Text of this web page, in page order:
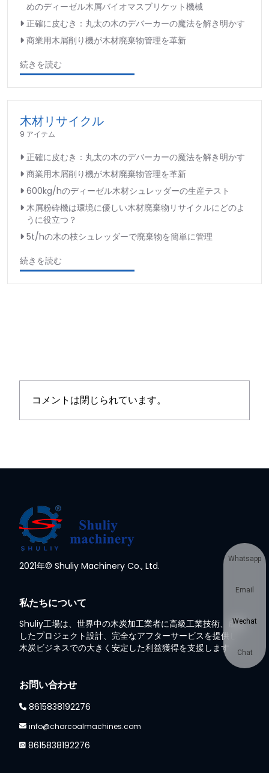
めのディーゼル木屑バイオマスブリケット機械
正確に皮むき：丸太の木のデバーカーの魔法を解き明かす
商業用木屑削り機が木材廃棄物管理を革新
続きを読む
木材リサイクル
9 アイテム
正確に皮むき：丸太の木のデバーカーの魔法を解き明かす
商業用木屑削り機が木材廃棄物管理を革新
600kg/hのディーゼル木材シュレッダーの生産テスト
木屑粉砕機は環境に優しい木材廃棄物リサイクルにどのよ
うに役立つ？
5t/hの木の枝シュレッダーで廃棄物を簡単に管理
続きを読む
コメントは閉じられています。
2021年© Shuliy Machinery Co., Ltd.
私たちについて
Shuliy工場は、世界中の木炭加工業者に高級工業技術、成熟
したプロジェクト設計、完全なアフターサービスを提供し、
木炭ビジネスでの大きく安定した利益獲得を支援します
お問い合わせ
8615838192276
info@charcoalmachines.com
8615838192276
Whatsapp
Email
Wechat
Chat